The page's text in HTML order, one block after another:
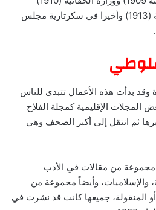
وسكرتارية الجمعية التشريعية (1913) وأخيرا في سكرتارية مجلس
وقد بدأت هذه الأعمال تتبدى للناس
الإقليمية كمجلة الفلاح
ثم انتقل إلى أكبر الصحف وهي
من مقالات في الأدب
والإسلاميات، وأيضاً مجموعة من
المنقولة، جميعها كانت قد نشرت في